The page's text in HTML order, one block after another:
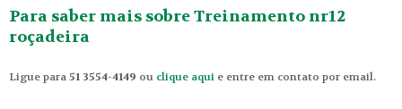
Para saber mais sobre Treinamento nr12
roçadeira
Ligue para51 3554-4149 ou clique aqui e entre em contato por email.